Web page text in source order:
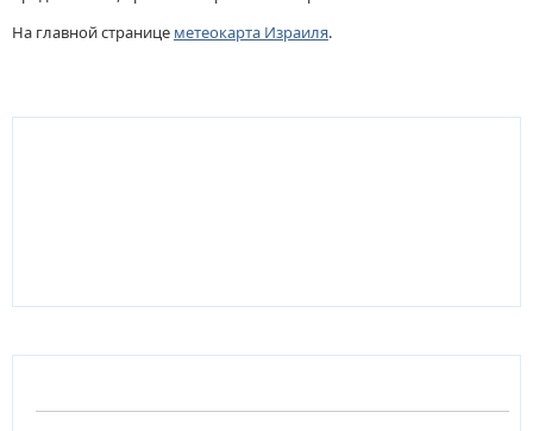
На главной странице метеокарта Израиля.